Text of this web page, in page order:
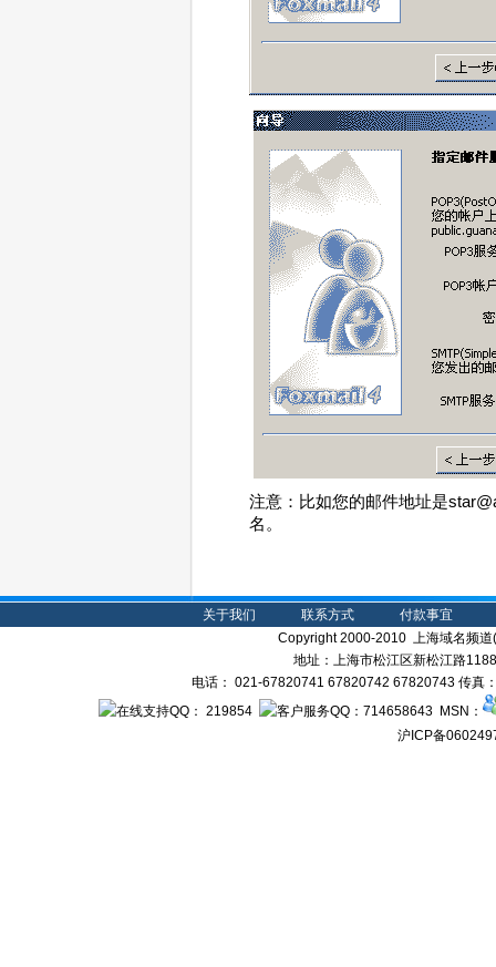
注意：比如您的邮件地址是
名。
关于我们 联系方式
付款事宜
Copyright 2000-2010 上海域名频
地址：上海市松江区新松江路
电话： 021-67820741 67820742 67820743 传真
： 219854
：714658643 MSN：
沪ICP备